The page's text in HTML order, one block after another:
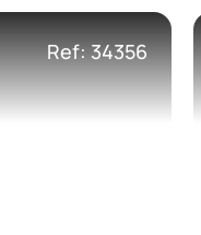
Ref: 34356